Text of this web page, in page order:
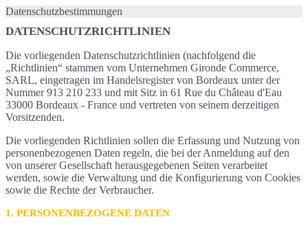
Datenschutzbestimmungen
DATENSCHUTZRICHTLINIEN
Die vorliegenden Datenschutzrichtlinien (nachfolgend die
„Richtlinien“ stammen vom Unternehmen Gironde Commerce,
SARL, eingetragen im Handelsregister von Bordeaux unter der
Nummer 913 210 233 und mit Sitz in 61 Rue du Château d'Eau
33000 Bordeaux - France und vertreten von seinem derzeitigen
Vorsitzenden.
Die vorliegenden Richtlinien sollen die Erfassung und Nutzung von
personenbezogenen Daten regeln, die bei der Anmeldung auf den
von unserer Gesellschaft herausgegebenen Seiten verarbeitet
werden, sowie die Verwaltung und die Konfigurierung von Cookies
sowie die Rechte der Verbraucher.
1. PERSONENBEZOGENE DATEN